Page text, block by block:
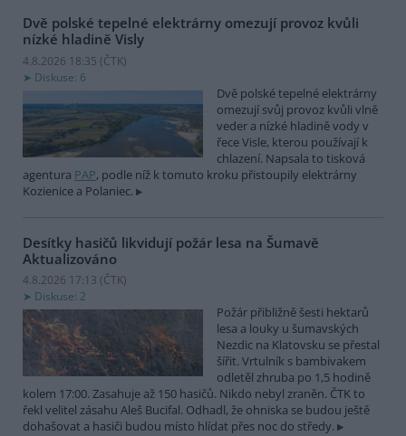
Dvě polské tepelné elektrárny omezují provoz kvůli
nízké hladině Visly
4.8.2026 18:35 (ČTK)
Diskuse: 6
Dvě polské tepelné elektrárny
omezují svůj provoz kvůli vlně
veder a nízké hladině vody v
řece Visle, kterou používají k
chlazení. Napsala to tisková
agentura PAP, podle níž k tomuto kroku přistoupily elektrárny
Kozienice a Polaniec.
Desítky hasičů likvidují požár lesa na Šumavě
Aktualizováno
4.8.2026 17:13 (ČTK)
Diskuse: 2
Požár přibližně šesti hektarů
lesa a louky u šumavských
Nezdic na Klatovsku se přestal
šířit. Vrtulník s bambivakem
odletěl zhruba po 1,5 hodině
kolem 17:00. Zasahuje až 150 hasičů. Nikdo nebyl zraněn. ČTK to
řekl velitel zásahu Aleš Bucifal. Odhadl, že ohniska se budou ještě
dohašovat a hasiči budou místo hlídat přes noc do středy.